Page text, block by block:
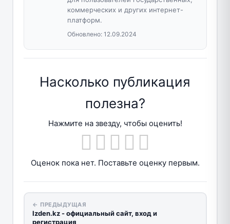
коммерческих и других интернет-
платформ.
Обновлено: 12.09.2024
Насколько публикация
полезна?
Нажмите на звезду, чтобы оценить!
Оценок пока нет. Поставьте оценку первым.
← ПРЕДЫДУЩАЯ
Izden.kz - официальный сайт, вход и
регистрация